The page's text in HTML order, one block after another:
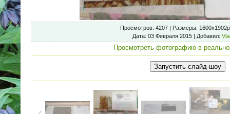
Просмотров: 4207 | Размеры:
Дата: 03 Февраля 2015 | Добавил:
Просмотреть фотографию в